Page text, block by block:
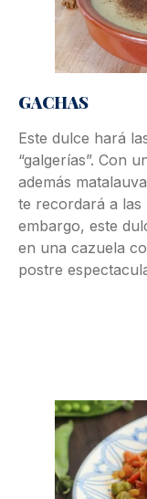
GACHAS
Este dulce hará
“galgerías”. Con
además
te recordará a las
embargo, este
en una cazuela
postre